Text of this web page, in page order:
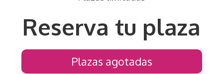
Reserva tu plaza
Plazas agotadas